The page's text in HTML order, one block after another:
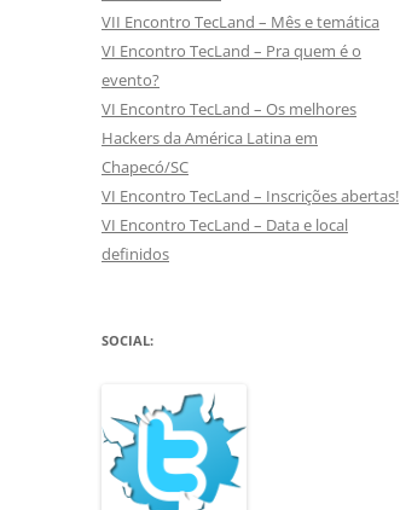
VII Encontro TecLand – Mês e temática
VI Encontro TecLand – Pra quem é o
evento?
VI Encontro TecLand – Os melhores
Hackers da América Latina em
Chapecó/SC
VI Encontro TecLand – Inscrições abertas!
VI Encontro TecLand – Data e local
definidos
SOCIAL: